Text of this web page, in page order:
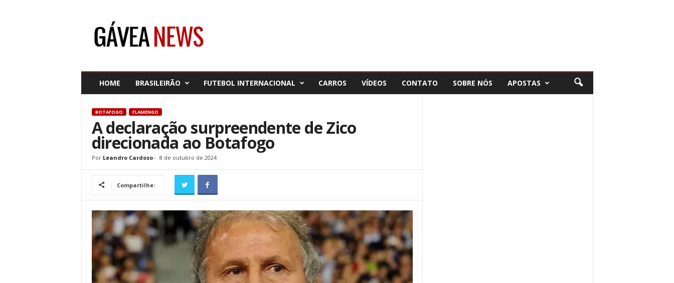
HOME BRASILEIRÃO FUTEBOL INTERNACIONAL CARROS VÍDEOS CONTATO SOBRE NÓS APOSTAS
BOTAFOGO FLAMENGO
A declaração surpreendente de Zico
direcionada ao Botafogo
Por Leandro Cardoso- 8 de outubro de 2024
Compartilhe: